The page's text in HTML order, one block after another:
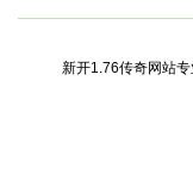
新开1.76传奇网站